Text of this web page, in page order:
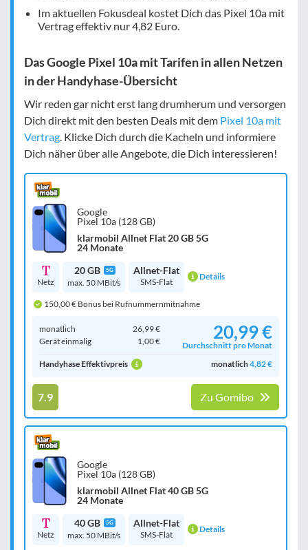
Im aktuellen Fokusdeal kostet Dich das Pixel 10a mit
Vertrag effektiv nur4,82 Euro.
Das Google Pixel 10a mit Tarifen in allen Netzen
in der Handyhase-Übersicht
Wir reden gar nicht erst lang drumherum und versorgen
Dich direkt mit den besten Deals mit dem Pixel 10a mit
Vertrag. Klicke Dich durch die Kacheln und informiere
Dich näher über alle Angebote, die Dich interessieren!
Google
Pixel 10a (128 GB)
klarmobil Allnet Flat 20 GB 5G
24 Monate
Netz
20 GB 5G
max. 50 MBit/s
Allnet-Flat
SMS-Flat Details
150,00 € Bonus bei Rufnummernmitnahme
monatlich
26,99 €
Gerät einmalig
1,00 € 20,99 €
Durchschnitt pro Monat
Handyhase Effektivpreis
monatlich4,82 €
7.9 Zu Gomibo
Google
Pixel 10a (128 GB)
klarmobil Allnet Flat 40 GB 5G
24 Monate
Netz
40 GB 5G
max. 50 MBit/s
Allnet-Flat
SMS-Flat Details